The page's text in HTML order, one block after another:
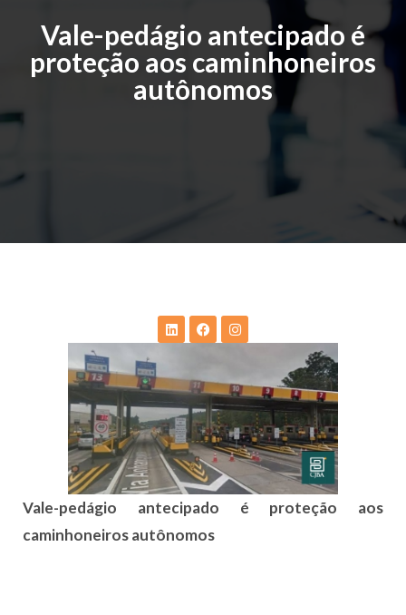
Vale-pedágio antecipado é
proteção aos caminhoneiros
autônomos
Vale-pedágio antecipado é proteção aos
caminhoneiros autônomos